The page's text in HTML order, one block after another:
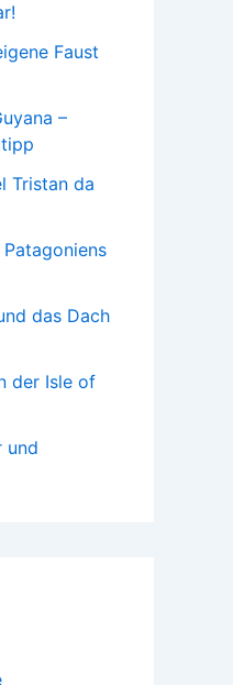
Faust
–
Tristan da
das Dach
der Isle of
und